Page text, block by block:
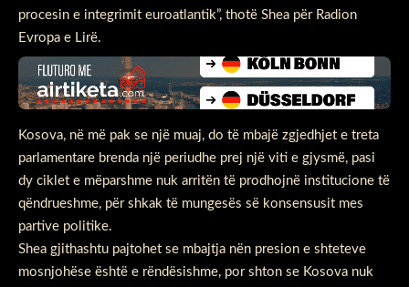
procesin e integrimit euroatlantik”, thotë Shea për Radion
Evropa e Lirë.
Kosova, në më pak se një muaj, do të mbajë zgjedhjet e treta
parlamentare brenda një periudhe prej një viti e gjysmë, pasi
dy ciklet e mëparshme nuk arritën të prodhojnë institucione të
qëndrueshme, për shkak të mungesës së konsensusit mes
partive politike.
Shea gjithashtu pajtohet se mbajtja nën presion e shteteve
mosnjohëse është e rëndësishme, por shton se Kosova nuk